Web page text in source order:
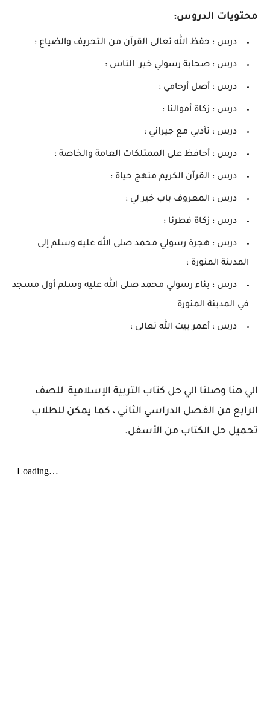
محتويات الدروس:
درس : حفظ الله تعالى القرآن من التحريف والضياع :
درس : صحابة رسولي خير الناس :
درس : أصل أرحامي :
درس : زكاة أموالنا :
درس : تأدبي مع جيراني :
درس : أحافظ على الممتلكات العامة والخاصة :
درس : القرآن الكريم منهج حياة :
درس : المعروف باب خير لي :
درس : زكاة فطرنا :
درس : هجرة رسولي محمد صلى الله عليه وسلم إلى
المدينة المنورة :
درس : بناء رسولي محمد صلى الله عليه وسلم أول مسجد
في المدينة المنورة
درس : أعمر بيت الله تعالى :
الي هنا وصلنا الي حل كتاب التربية الإسلامية للصف
الرابع من الفصل الدراسي الثاني ، كما يمكن للطلاب
تحميل حل الكتاب من الأسفل.